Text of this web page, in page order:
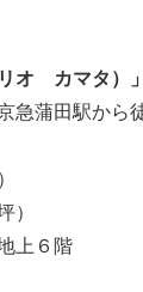
オ カマタ）
急蒲田駅から
）
上６階